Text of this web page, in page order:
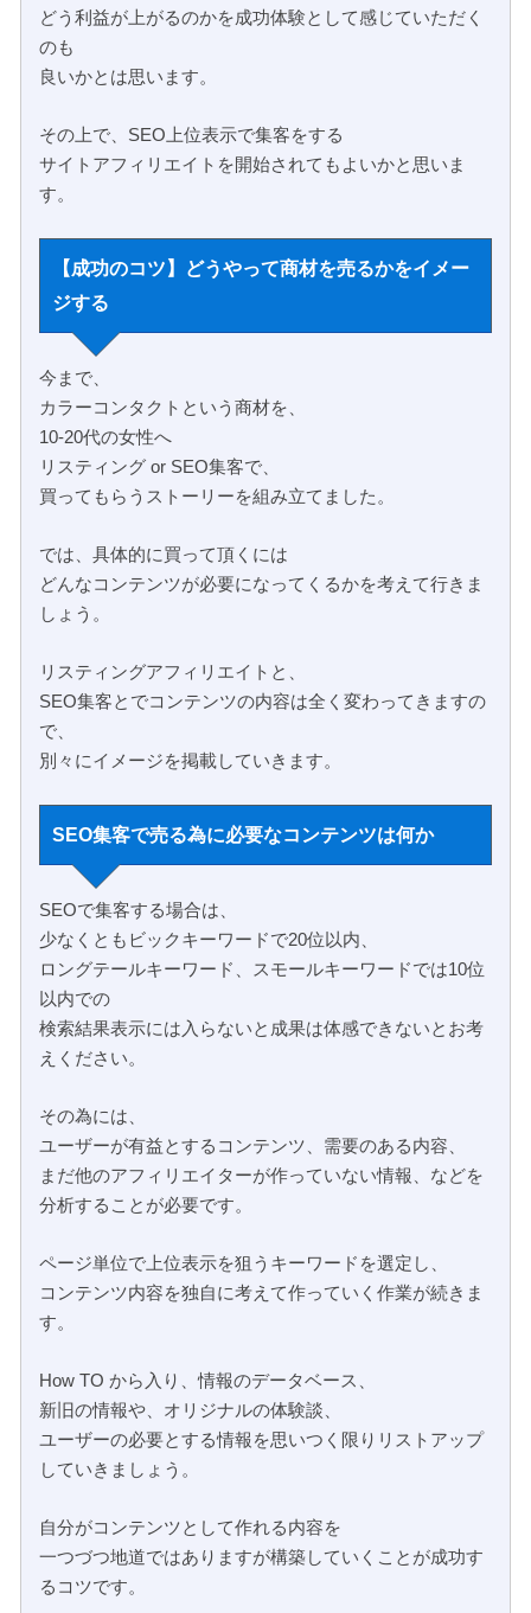
どう利益が上がるのかを成功体験として感じていただく
のも
良いかとは思います。
その上で、SEO上位表示で集客をする
サイトアフィリエイトを開始されてもよいかと思いま
す。
【成功のコツ】どうやって商材を売るかをイメー
ジする
今まで、
カラーコンタクトという商材を、
10-20代の女性へ
リスティング or SEO集客で、
買ってもらうストーリーを組み立てました。
では、具体的に買って頂くには
どんなコンテンツが必要になってくるかを考えて行きま
しょう。
リスティングアフィリエイトと、
SEO集客とでコンテンツの内容は全く変わってきますの
で、
別々にイメージを掲載していきます。
SEO集客で売る為に必要なコンテンツは何か
SEOで集客する場合は、
少なくともビックキーワードで20位以内、
ロングテールキーワード、スモールキーワードでは10位
以内での
検索結果表示には入らないと成果は体感できないとお考
えください。
その為には、
ユーザーが有益とするコンテンツ、需要のある内容、
まだ他のアフィリエイターが作っていない情報、などを
分析することが必要です。
ページ単位で上位表示を狙うキーワードを選定し、
コンテンツ内容を独自に考えて作っていく作業が続きま
す。
How TO から入り、情報のデータベース、
新旧の情報や、オリジナルの体験談、
ユーザーの必要とする情報を思いつく限りリストアップ
していきましょう。
自分がコンテンツとして作れる内容を
一つづつ地道ではありますが構築していくことが成功す
るコツです。